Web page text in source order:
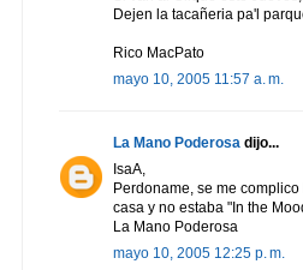
Dejen la tacañeria pa'l
Rico MacPato
mayo 10, 2005 11:57 a. m.
La Mano Poderosa dijo...
IsaA,
Perdoname, se me
casa y no estaba "In the
La Mano Poderosa
mayo 10, 2005 12:25 p. m.